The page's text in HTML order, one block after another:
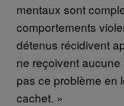
mentaux sont
comportements
détenus récidivent
ne reçoivent
pas ce problème en
cachet. »